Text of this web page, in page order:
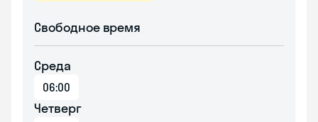
Свободное время
Среда
06:00
Четверг